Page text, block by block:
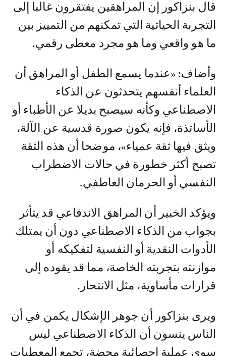
قال بنزاكور إن المراهقين يفتقرون غالبا إلى
التجربة الحياتية التي تمكنهم من التمييز بين
ما هو واقعي وما هو مجرد معطى رقمي.
وأضاف: «عندما يسمع الطفل أو المراهق أن
العلماء أنفسهم يتحدثون عن الذكاء
الاصطناعي وكأنه سيصبح بديلا عن الأطباء أو
الأساتذة، فإنه يكون صورة قدسية عن الآلة،
ويثق فيها ثقة عمياء»، موضحا أن هذه الثقة
تصبح أكثر خطورة في حالات الاضطراب
النفسي أو الحرمان العاطفي.
ويؤكد الخبير أن المراهق الاندفاعي قد يتأثر
بجواب من الذكاء الاصطناعي دون أن يمتلك
الأدوات النقدية أو النفسية لتفكيكه أو
موازنته بتجربته الخاصة، مما قد يقوده إلى
قرارات مأساوية، مثل الانتحار.
ويرى بنزاكور أن جوهر الإشكال يكمن في أن
الناس ينسون أن الذكاء الاصطناعي ليس
سوى عملية إحصائية محضة، تجمع المعطيات